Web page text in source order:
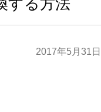
する方法
2017年5月31日